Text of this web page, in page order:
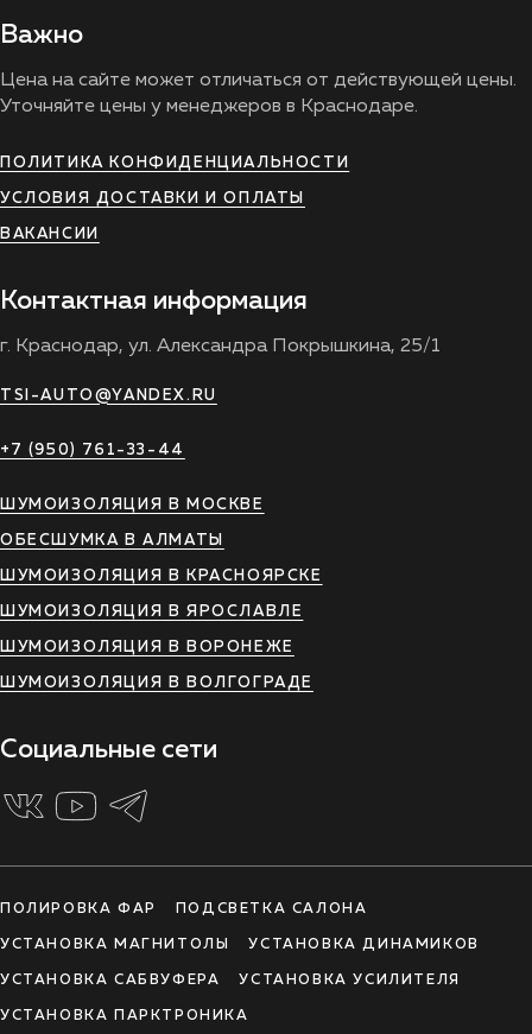
Важно
Цена на сайте может отличаться от действующей цены.
Уточняйте цены у менеджеров в Краснодаре.
ПОЛИТИКА КОНФИДЕНЦИАЛЬНОСТИ
УСЛОВИЯ ДОСТАВКИ И ОПЛАТЫ
ВАКАНСИИ
Контактная информация
г. Краснодар, ул. Александра Покрышкина, 25/1
TSI-AUTO@YANDEX.RU
+7 (950) 761-33-44
ШУМОИЗОЛЯЦИЯ В МОСКВЕ
ОБЕСШУМКА В АЛМАТЫ
ШУМОИЗОЛЯЦИЯ В КРАСНОЯРСКЕ
ШУМОИЗОЛЯЦИЯ В ЯРОСЛАВЛЕ
ШУМОИЗОЛЯЦИЯ В ВОРОНЕЖЕ
ШУМОИЗОЛЯЦИЯ В ВОЛГОГРАДЕ
Социальные сети
ПОЛИРОВКА ФАР ПОДСВЕТКА САЛОНА
УСТАНОВКА МАГНИТОЛЫ УСТАНОВКА ДИНАМИКОВ
УСТАНОВКА САБВУФЕРА УСТАНОВКА УСИЛИТЕЛЯ
УСТАНОВКА ПАРКТРОНИКА